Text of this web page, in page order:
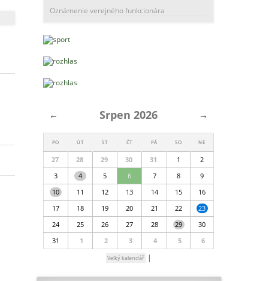
Oznámenie verejného funkcionára
← →
Srpen 2026
PO ÚT ST ČT PÁ SO NE
27 28 29 30 31 1
2
3
4 5 6 7 8
9
10
11 12 13 14 15
16
17
18 19 20 21 22
23
24
25 26 27 28 29
30
31
1 2 3 4 5 6
Velký kalendář |